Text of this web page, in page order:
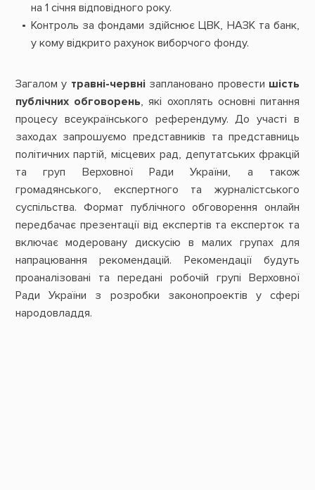
на 1 січня відповідного року.
Контроль за фондами здійснює ЦВК, НАЗК та банк,
у кому відкрито рахунок виборчого фонду.
Загалом у травні-червні заплановано провести шість
публічних обговорень, які охоплять основні питання
процесу всеукраїнського референдуму. До участі в
заходах запрошуємо представників та представниць
політичних партій, місцевих рад, депутатських фракцій
та груп Верховної Ради України, а також
громадянського, експертного та журналістського
суспільства. Формат публічного обговорення онлайн
передбачає презентації від експертів та експерток та
включає модеровану дискусію в малих групах для
напрацювання рекомендацій. Рекомендації будуть
проаналізовані та передані робочій групі Верховної
Ради України з розробки законопроектів у сфері
народовладдя.